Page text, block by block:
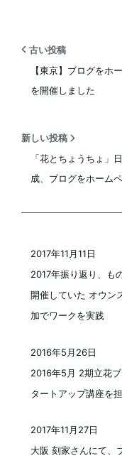
古い投稿
【東京】ブログをホ
を開催しました
新しい投稿
「花とちょうちょ」
成、ブログをホーム
2017年振り返り、も
開催していた オウン
加でワークを実践
2017年11月11日
2016年5月 2期立花
タートアップ講座を
投稿日
2016年5月26日
大阪 刻家さんにて、
2017年11月27日